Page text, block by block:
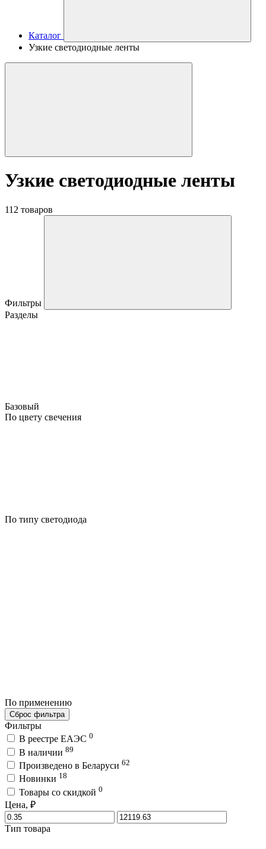
Каталог
Узкие светодиодные ленты
Узкие светодиодные ленты
112 товаров
Фильтры
Разделы
Базовый
По цвету свечения
По типу светодиода
По применению
Сброс фильтра
Фильтры
В реестре ЕАЭС 0
В наличии 89
Произведено в Беларуси 62
Новинки 18
Товары со скидкой 0
Цена, ₽
Тип товара